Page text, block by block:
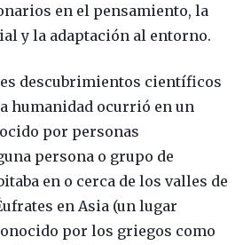
en el pensamiento, la
y la adaptación al entorno.
descubrimientos científicos
humanidad ocurrió en un
por personas
persona o grupo de
en o cerca de los valles de
en Asia (un lugar
por los griegos como